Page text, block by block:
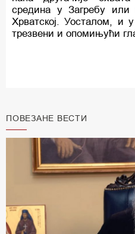
средина у Загребу или
Хрватској. Уосталом, и
трезвени и опомињући
ПОВЕЗАНЕ ВЕСТИ